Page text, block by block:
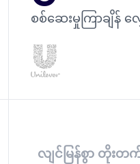
စစ်ဆေးမှုကြာချိန် လျှ
လျင်မြန်စွာ တိုး